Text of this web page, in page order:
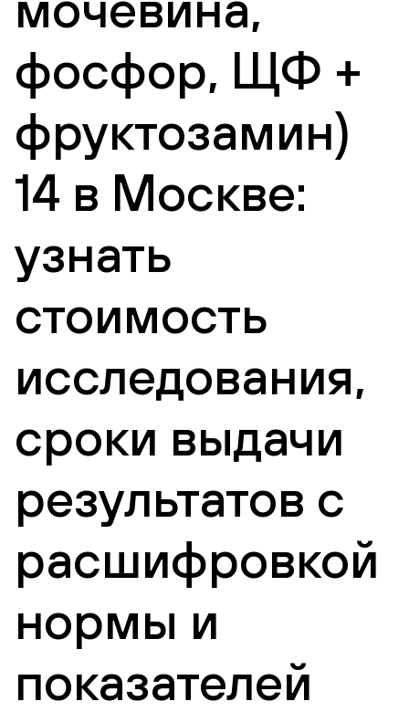
фосфор, ЩФ +
фруктозамин)
14 в Москве:
узнать
стоимость
исследования,
сроки выдачи
результатов с
расшифровкой
нормы и
показателей